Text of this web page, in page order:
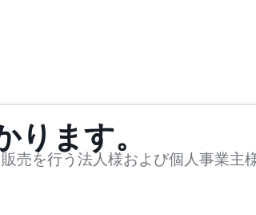
ります。
売を行う法人様および個人事業主